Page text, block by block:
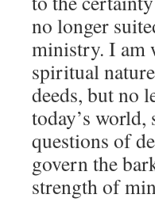
no longer
ministry. I am
spiritual
deeds, but no
today’s world,
questions of
govern the
strength of